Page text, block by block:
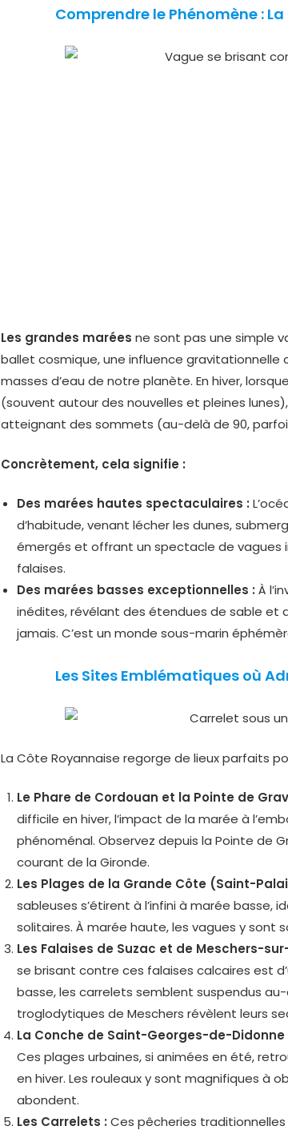
Comprendre le Phénomène :
Les grandes marées ne sont pas une simple
ballet cosmique, une influence gravitationnelle
masses d’eau de notre planète. En hiver,
(souvent autour des nouvelles et pleines
atteignant des sommets (au-delà de 90, parfois
Concrètement, cela signifie :
Des marées hautes spectaculaires :
d’habitude, venant lécher les dunes,
émergés et offrant un spectacle de vagues
falaises.
Des marées basses exceptionnelles : À
inédites, révélant des étendues de sable et
jamais. C’est un monde sous-marin
Les Sites Emblématiques où
La Côte Royannaise regorge de lieux parfaits
Le Phare de Cordouan et la Pointe de
difficile en hiver, l’impact de la marée à
phénoménal. Observez depuis la Pointe de
courant de la Gironde.
Les Plages de la Grande Côte (Saint-
sableuses s’étirent à l’infini à marée basse,
solitaires. À marée haute, les vagues y sont
Les Falaises de Suzac et de Meschers-
se brisant contre ces falaises calcaires est
basse, les carrelets semblent suspendus
troglodytiques de Meschers révèlent leurs
La Conche de Saint-Georges-de-
Ces plages urbaines, si animées en été,
en hiver. Les rouleaux y sont magnifiques à
abondent.
Les Carrelets : Ces pêcheries